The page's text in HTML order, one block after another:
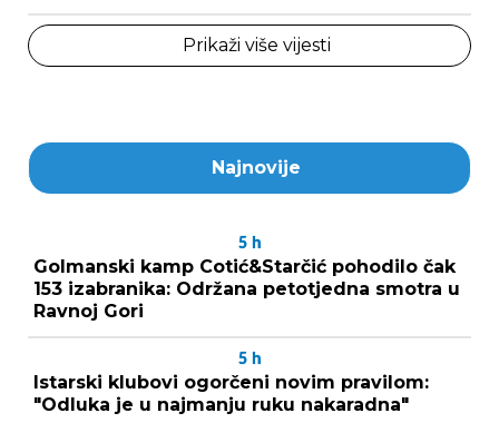
Prikaži više vijesti
Najnovije
5 h
Golmanski kamp Cotić&Starčić pohodilo čak
153 izabranika: Održana petotjedna smotra u
Ravnoj Gori
5 h
Istarski klubovi ogorčeni novim pravilom:
"Odluka je u najmanju ruku nakaradna"